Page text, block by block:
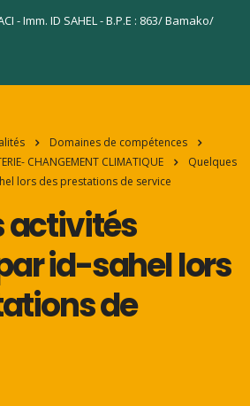
- Imm. ID SAHEL - B.P.E : 863/ Bamako/
Domaines de compétences
CHANGEMENT CLIMATIQUE
Quelques
lors des prestations de service
activités
id-sahel lors
de